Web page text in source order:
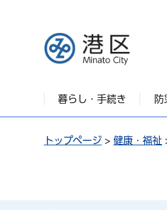
港区
暮らし・手続き 防
トップページ > 健康・福祉